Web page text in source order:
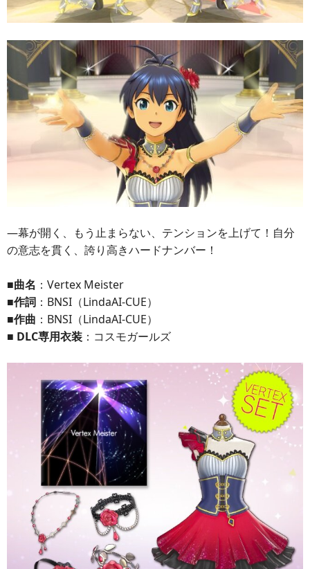
―幕が開く、もう止まらない、テンションを上げて！自分
の意志を貫く、誇り高きハードナンバー！
■曲名 ：Vertex Meister
■作詞 ：BNSI（LindaAI-CUE）
■作曲 ：BNSI（LindaAI-CUE）
■ DLC専用衣装 ：コスモガールズ